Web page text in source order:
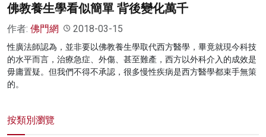
佛教養生學看似簡單 背後變化萬千
作者: 佛門網 2018-03-15
性廣法師認為，並非要以佛教養生學取代西方醫學，畢竟就現今科技
的水平而言，治療急症、外傷、甚至難產，西方以外科介入的成效是
毋庸置疑。但我們不得不承認，很多慢性疾病是西方醫學都束手無策
的。
按類別瀏覽